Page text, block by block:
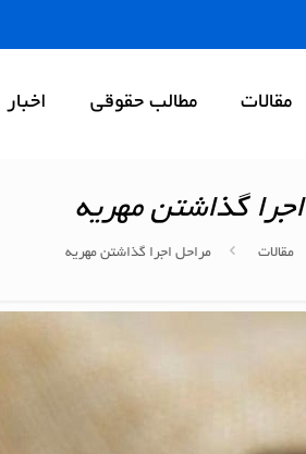
مقالات مطالب حقوقی اخبار
گذاشتن مهریه
مقالات مراحل اجرا گذاشتن مهریه